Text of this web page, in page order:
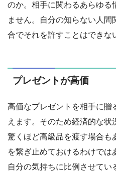
のか。相手に関わるあらゆる
ません。自分の知らない人
合でそれを許すことはできな
プレゼントが高価
高価なプレゼントを相手に贈
えます。そのため経済的な状
驚くほど高級品を渡す場合も
を繋ぎ止めておけるわけで
自分の気持ちに比例させてい